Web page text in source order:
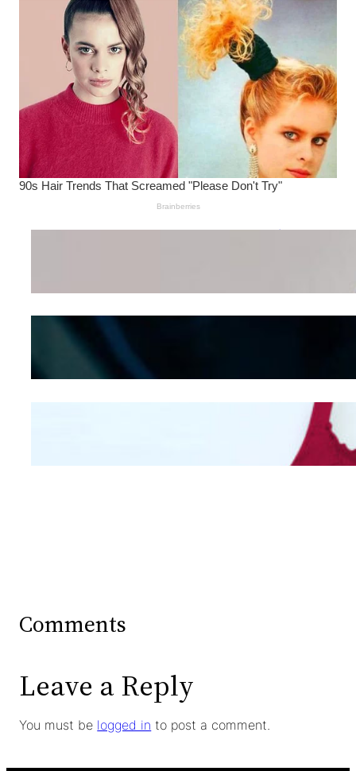
Wanita Pamer Pakaian
Kepribadian
Mengintip Kepribadian
Wanita Dari Warna Bra
Comments
Leave a Reply
You must be logged in to post a comment.